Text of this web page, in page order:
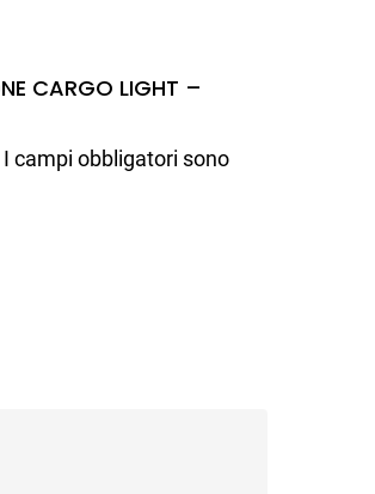
CARGO LIGHT –
I campi obbligatori sono